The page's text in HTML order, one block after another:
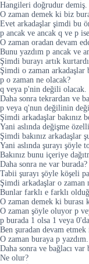
Hangileri doğrudur demiş.
O zaman demek ki biz
Evet arkadaşlar şimdi bu
p ancak ve ancak q ve p
O zaman oradan devam
Bunu yazdım p ancak ve
Şimdi burayı artık
Şimdi o zaman arkadaşlar
p o zaman ne olacak?
q veya p'nin değili olacak.
Daha sonra tekrardan ve
p veya q'nun değilinin
Şimdi arkadaşlar bakınız
Yani aslında değişme
Şimdi bakınız arkadaşlar
Yani aslında şurayı
Bakınız bunu içeriye
Daha sonra ne var burada?
Tabii şurayı şöyle köşeli
Şimdi arkadaşlar o zaman
Bunlar farklı e farklı
O zaman demek ki burası
O zaman şöyle oluyor p
p burada 1 olsa 1 veya
Ben şuradan devam
O zaman buraya p yazdım.
Daha sonra ve bağlacı
Ne olur?